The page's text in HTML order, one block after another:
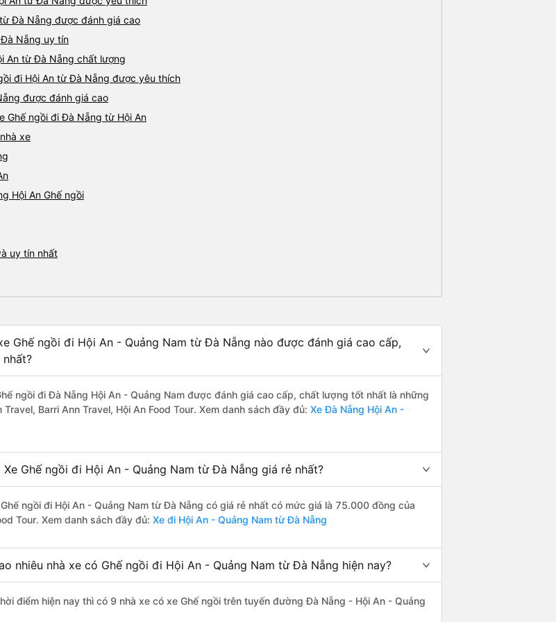
Đà Nẵng được đánh giá cao
Đà Nẵng uy tín
An từ Đà Nẵng chất lượng
đi Hội An từ Đà Nẵng được yêu thích
được đánh giá cao
Ghế ngồi đi Đà Nẵng từ Hội An
xe
Hội An Ghế ngồi
uy tín nhất
Ghế ngồi đi Hội An - Quảng Nam từ Đà Nẵng nào được đánh giá cao cấp,
ngồi đi Đà Nẵng Hội An - Quảng Nam được đánh giá cao cấp, chất lượng tốt nhất là những
Travel, Barri Ann Travel, Hội An Food Tour. Xem danh sách đầy đủ: Xe Đà Nẵng Hội An -
Xe Ghế ngồi đi Hội An - Quảng Nam từ Đà Nẵng giá rẻ nhất?
ngồi đi Hội An - Quảng Nam từ Đà Nẵng có giá rẻ nhất có mức giá là 75.000 đồng của
Tour. Xem danh sách đầy đủ: Xe đi Hội An - Quảng Nam từ Đà Nẵng
nhiêu nhà xe có Ghế ngồi đi Hội An - Quảng Nam từ Đà Nẵng hiện nay?
điểm hiện nay thì có 9 nhà xe có xe Ghế ngồi trên tuyến đường Đà Nẵng - Hội An - Quảng